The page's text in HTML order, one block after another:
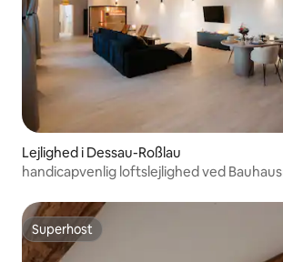
Lejlighed i Dessau-Roßlau
handicapvenlig loftslejlighed ved
Superhost
Superhost